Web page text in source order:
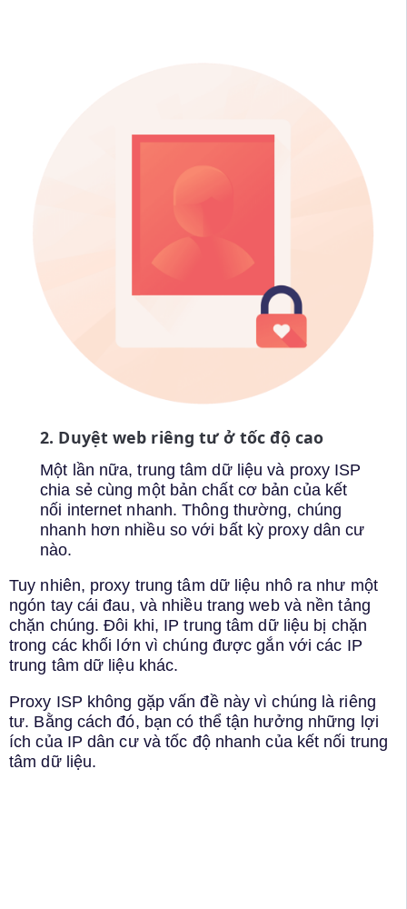
2. Duyệt web riêng tư ở tốc độ cao
Một lần nữa, trung tâm dữ liệu và proxy ISP
chia sẻ cùng một bản chất cơ bản của kết
nối internet nhanh. Thông thường, chúng
nhanh hơn nhiều so với bất kỳ proxy dân cư
nào.
Tuy nhiên, proxy trung tâm dữ liệu nhô ra như một
ngón tay cái đau, và nhiều trang web và nền tảng
chặn chúng. Đôi khi, IP trung tâm dữ liệu bị chặn
trong các khối lớn vì chúng được gắn với các IP
trung tâm dữ liệu khác.
Proxy ISP không gặp vấn đề này vì chúng là riêng
tư. Bằng cách đó, bạn có thể tận hưởng những lợi
ích của IP dân cư và tốc độ nhanh của kết nối trung
tâm dữ liệu.